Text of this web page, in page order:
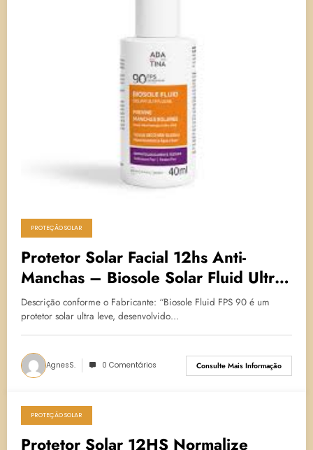
PROTEÇÃO SOLAR
Protetor Solar Facial 12hs Anti-
Manchas – Biosole Solar Fluid Ultra
Leve FPS 90 – Ada Tina
Descrição conforme o Fabricante: “Biosole Fluid FPS 90 é um
protetor solar ultra leve, desenvolvido…
AgnesS. 0 Comentários Consulte Mais Informação
23 de fevereiro de 2025
PROTEÇÃO SOLAR
Protetor Solar 12HS Normalize